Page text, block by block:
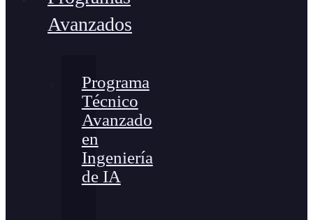
Avanzados
Programa
Técnico
Avanzado
en
Ingeniería
de IA